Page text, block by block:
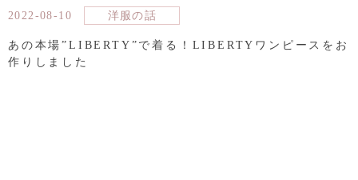
2022-08-10 洋服の話
あの本場”LIBERTY”で着る！LIBERTYワンピースをお
作りしました